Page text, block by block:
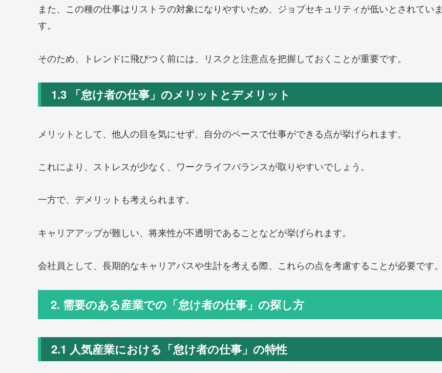
また、この種の仕事はリストラの対象になりやすいため、ジョブセキュリティが低いとされていま
す。
そのため、トレンドに飛びつく前には、リスクと注意点を把握しておくことが重要です。
1.3 「怠け者の仕事」のメリットとデメリット
メリットとして、他人の目を気にせず、自分のペースで仕事ができる点が挙げられます。
これにより、ストレスが少なく、ワークライフバランスが取りやすいでしょう。
一方で、デメリットも考えられます。
キャリアアップが難しい、将来性が不透明であることなどが挙げられます。
会社員として、長期的なキャリアパスや生計を考える際、これらの点を考慮することが必要です。
2. 需要のある産業での「怠け者の仕事」の探し方
2.1 人気産業における「怠け者の仕事」の特性